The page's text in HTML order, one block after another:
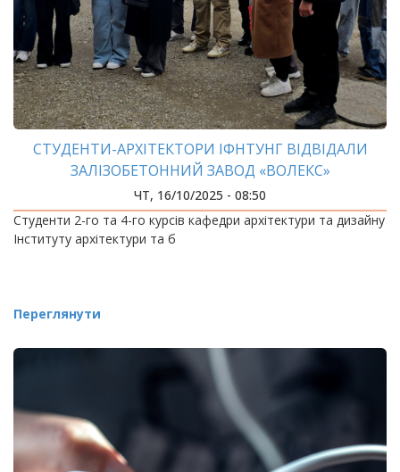
СТУДЕНТИ-АРХІТЕКТОРИ ІФНТУНГ ВІДВІДАЛИ
ЗАЛІЗОБЕТОННИЙ ЗАВОД «ВОЛЕКС»
ЧТ, 16/10/2025 - 08:50
Студенти 2-го та 4-го курсів кафедри архітектури та дизайну
Інституту архітектури та б
Переглянути